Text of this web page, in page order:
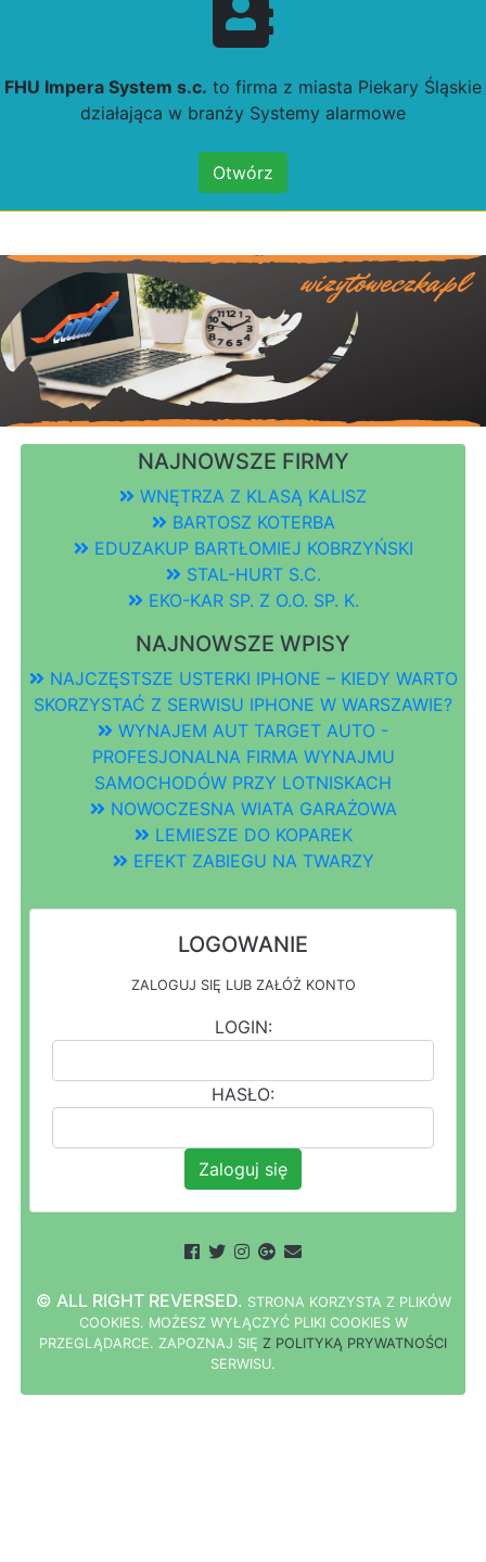
FHU Impera System s.c. to firma z miasta Piekary Śląskie
działająca w branży Systemy alarmowe
Otwórz
NAJNOWSZE FIRMY
WNĘTRZA Z KLASĄ KALISZ
BARTOSZ KOTERBA
EDUZAKUP BARTŁOMIEJ KOBRZYŃSKI
STAL-HURT S.C.
EKO-KAR SP. Z O.O. SP. K.
NAJNOWSZE WPISY
NAJCZĘSTSZE USTERKI IPHONE – KIEDY WARTO
SKORZYSTAĆ Z SERWISU IPHONE W WARSZAWIE?
WYNAJEM AUT TARGET AUTO -
PROFESJONALNA FIRMA WYNAJMU
SAMOCHODÓW PRZY LOTNISKACH
NOWOCZESNA WIATA GARAŻOWA
LEMIESZE DO KOPAREK
EFEKT ZABIEGU NA TWARZY
LOGOWANIE
ZALOGUJ SIĘ LUB ZAŁÓŻ KONTO
LOGIN:
HASŁO:
Zaloguj się
© ALL RIGHT REVERSED. STRONA KORZYSTA Z PLIKÓW
COOKIES. MOŻESZ WYŁ ĄCZYĆ PL IKI COOKIES W
PRZEGLĄDARCE. ZAPOZNAJ SIĘ Z POLITYKĄ PRYWATNOŚCI
SERWISU.